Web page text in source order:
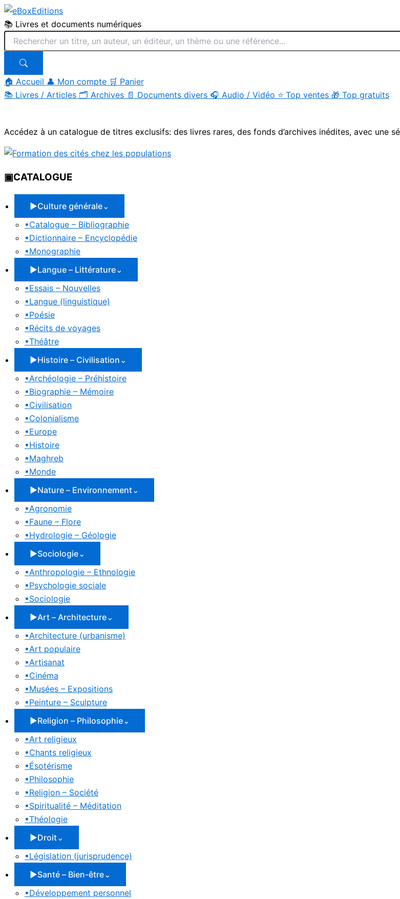
📚 Livres et documents numériques
🏠 Accueil 👤 Mon compte 🛒 Panier
📚 Livres / Articles 🗂 Archives 📄 Documents divers 🎧 Audio / Vidéo ⭐ Top ventes 🎁 Top gratuits
contenu
Accédez à un catalogue de titres exclusifs: des livres rares, des fonds d’archives inédites, avec une
▣CATALOGUE
▶Culture générale⌄
▪Catalogue – Bibliographie
▪Dictionnaire – Encyclopédie
▪Monographie
▶Langue – Littérature⌄
▪Essais – Nouvelles
▪Langue (linguistique)
▪Poésie
▪Récits de voyages
▪Théâtre
▶Histoire – Civilisation ⌄
▪Archéologie – Préhistoire
▪Biographie – Mémoire
▪Civilisation
▪Colonialisme
▪Europe
▪Histoire
▪Maghreb
▪Monde
▶Nature – Environnement⌄
▪Agronomie
▪Faune – Flore
▪Hydrologie – Géologie
▶Sociologie⌄
▪Anthropologie – Ethnologie
▪Psychologie sociale
▪Sociologie
▶Art – Architecture⌄
▪Architecture (urbanisme)
▪Art populaire
▪Artisanat
▪Cinéma
▪Musées – Expositions
▪Peinture – Sculpture
▶Religion – Philosophie⌄
▪Art religieux
▪Chants religieux
▪Ésotérisme
▪Philosophie
▪Religion – Société
▪Spiritualité – Méditation
▪Théologie
▶Droit⌄
▪Législation (jurisprudence)
▶Santé – Bien-être⌄
▪Développement personnel